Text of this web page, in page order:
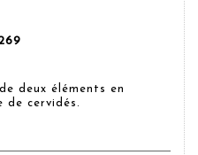
deux éléments en
cervidés.